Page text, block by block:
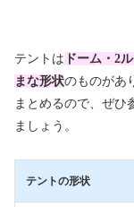
テントは ドーム・2
まな形状のものがあ
まとめるので、ぜひ
ましょう。
テントの形状